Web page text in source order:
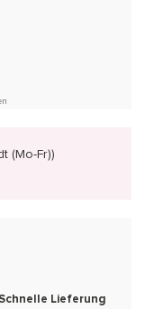
(Mo-Fr))
Schnelle Lieferung